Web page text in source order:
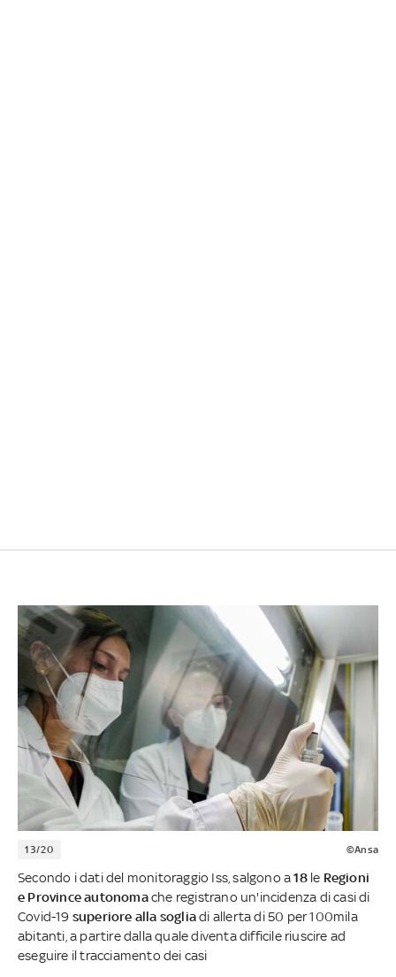
13/20 ©Ansa
Secondo i dati del monitoraggio Iss, salgono a18le Regioni
e Province autonomache registrano un'incidenza di casi di
Covid-19 superiore alla sogliadi allerta di 50 per 100mila
abitanti, a partire dalla quale diventa difficile riuscire ad
eseguire il tracciamento dei casi